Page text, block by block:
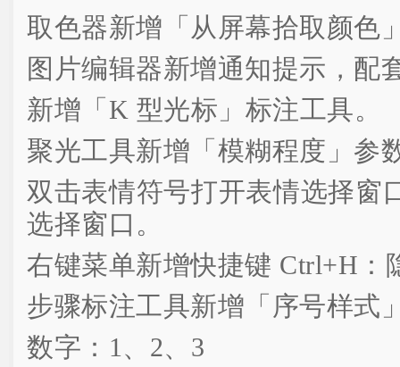
取色器新增「从屏幕拾取颜色
图片编辑器新增通知提示，配
新增「K 型光标」标注工具。
聚光工具新增「模糊程度」参
双击表情符号打开表情选择窗
选择窗口。
右键菜单新增快捷键 Ctrl+H：
步骤标注工具新增「序号样式
数字：1、2、3